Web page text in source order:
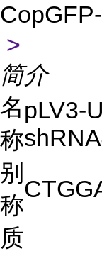
>
简介
名
称
pLV3-
别
称
质